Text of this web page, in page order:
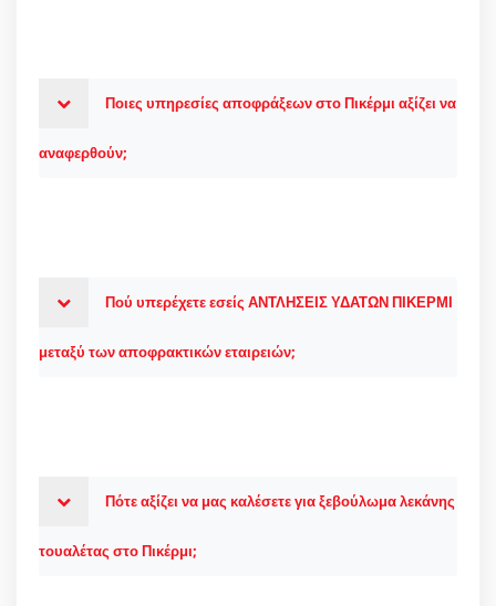
Ποιες υπηρεσίες αποφράξεων στο Πικέρμι αξίζει να
αναφερθούν;
Πού υπερέχετε εσείς ΑΝΤΛΗΣΕΙΣ ΥΔΑΤΩΝ ΠΙΚΕΡΜΙ
μεταξύ των αποφρακτικών εταιρειών;
Πότε αξίζει να μας καλέσετε για ξεβούλωμα λεκάνης
τουαλέτας στο Πικέρμι;